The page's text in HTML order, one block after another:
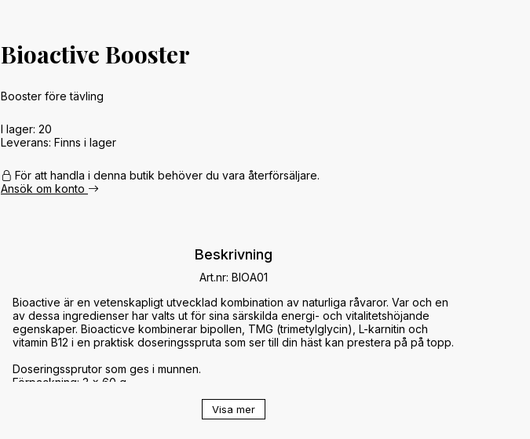
Bioactive Booster
Booster före tävling
I lager: 20
Leverans: Finns i lager
För att handla i denna butik behöver du vara återförsäljare.
Ansök om konto
Beskrivning
Art.nr: BIOA01
Bioactive är en vetenskapligt utvecklad kombination av naturliga råvaror. Var och en
av dessa ingredienser har valts ut för sina särskilda energi- och vitalitetshöjande
egenskaper. Bioacticve kombinerar bipollen, TMG (trimetylglycin), L-karnitin och
vitamin B12 i en praktisk doseringsspruta som ser till din häst kan prestera på på topp.
Doseringssprutor som ges i munnen.
Förpackning: 3 x 60 g
Ge en spruta Bioactive varje dag i 2 dagar före loppet/tävlingen och en spruta på
Visa mer